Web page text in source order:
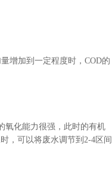
增加到一定程度时，COD的
化能力很强，此时的有机
，可以将废水调节到2-4区间